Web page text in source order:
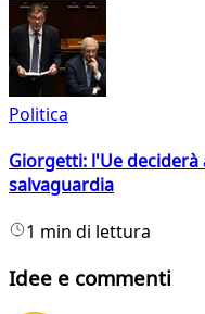
Politica
Giorgetti: l'Ue
salvaguardia
1 min di lettura
Idee e commenti